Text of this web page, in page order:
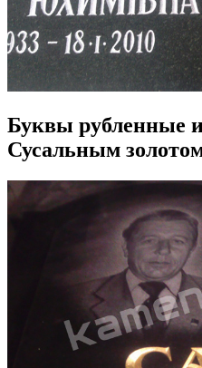
Буквы рубленные
Сусальным